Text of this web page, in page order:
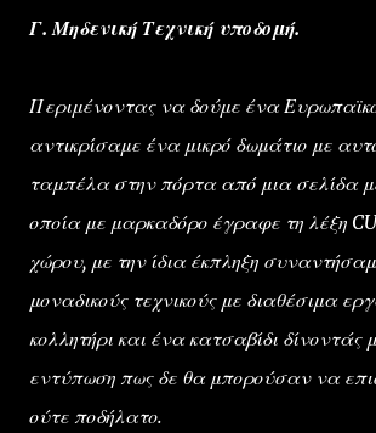
Γ. Μηδενική Τεχνική υποδομή.
Περιμένοντας να δούμε ένα
αντικρίσαμε ένα μικρό δωμάτιο με
ταμπέλα στην πόρτα από μια σελίδα
οποία με μαρκαδόρο έγραφε τη λέξη
χώρου, με την ίδια έκπληξη
μοναδικούς τεχνικούς με διαθέσιμα
κολλητήρι και ένα κατσαβίδι δίνοντάς
εντύπωση πως δε θα μπορούσαν να
ούτε ποδήλατο.